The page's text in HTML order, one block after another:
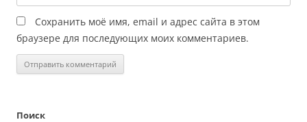
Сохранить моё имя, email и адрес сайта в этом
браузере для последующих моих комментариев.
Поиск